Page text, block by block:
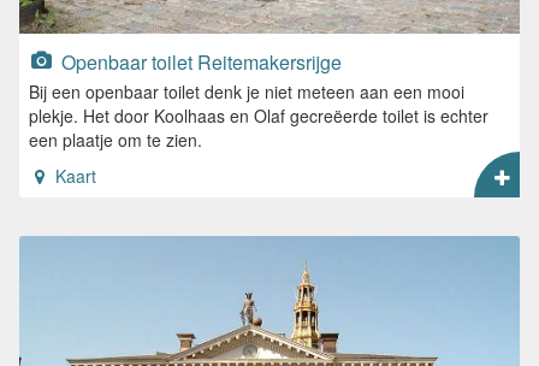
Openbaar toilet Reitemakersrijge
Bij een openbaar toilet denk je niet meteen aan een mooi
plekje. Het door Koolhaas en Olaf gecreëerde toilet is echter
een plaatje om te zien.
Kaart